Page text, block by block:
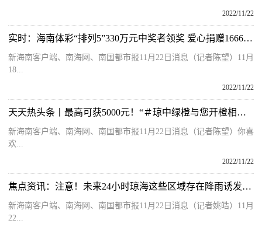
2022/11/22
实时：海南体彩“排列5”330万元中奖者领奖 爱心捐赠16666元助学基金
新海南客户端、南海网、南国都市报11月22日消息（记者陈望）11月
18...
2022/11/22
天天热头条丨最高可获5000元！“＃琼中绿橙与您开橙相见”小红书话题挑战赛邀您参与
新海南客户端、南海网、南国都市报11月22日消息（记者陈望）你喜
欢...
2022/11/22
焦点资讯：注意！未来24小时琼海这些区域存在降雨诱发灾害风险
新海南客户端、南海网、南国都市报11月22日消息（记者姚皓）11月
22...